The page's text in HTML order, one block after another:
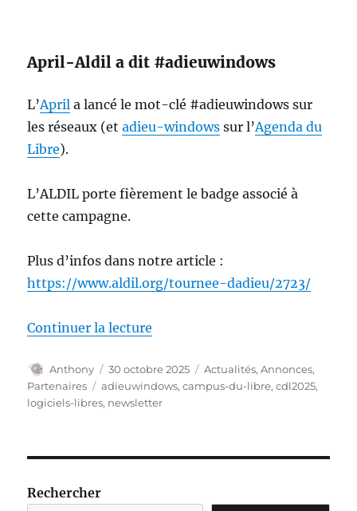
April-Aldil a dit #adieuwindows
L’April a lancé le mot-clé #adieuwindows sur
les réseaux (etadieu-windows sur l’Agenda du
Libre).
L’ALDIL porte fièrement le badge associé à
cette campagne.
Plus d’infos dans notre article :
https://www.aldil.org/tournee-dadieu/2723/
Continuer la lecture
Auteur
Anthony
Publié
le
30 octobre 2025 Catégories
Actualités,Annonces,
Partenaires
Étiquettes
adieuwindows,campus-du-libre,cdl2025,
logiciels-libres, newsletter
Rechercher